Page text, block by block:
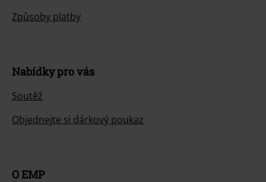
Způsoby platby
Nabídky pro vás
Soutěž
Objednejte si dárkový poukaz
O EMP